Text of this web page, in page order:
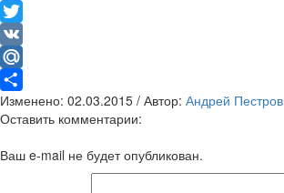
Facebook
Twitter
VK
Mail.Ru
Отправить
Изменено: 02.03.2015 / Автор: Андрей Пестров
Оставить комментарии:
Ваш e-mail не будет опубликован.